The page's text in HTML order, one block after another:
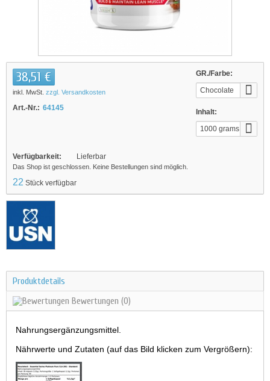
GR./Farbe:
Chocolate
Inhalt:
1000 grams
38,51 €
inkl. MwSt. zzgl. Versandkosten
Art.-Nr.: 64145
Verfügbarkeit: Lieferbar
Das Shop ist geschlossen. Keine Bestellungen sind möglich.
22 Stück verfügbar
Produktdetails
Bewertungen (0)
Nahrungsergänzungsmittel.
Nährwerte und Zutaten (auf das Bild klicken zum Vergrößern):